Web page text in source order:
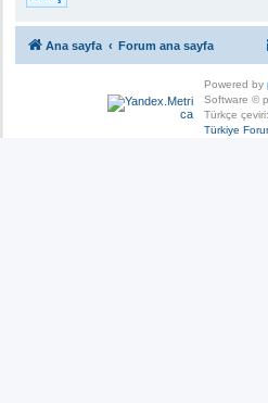
Ana sayfa Forum ana sayfa
Powered by
Software ©
Türkçe çeviri:
Türkiye